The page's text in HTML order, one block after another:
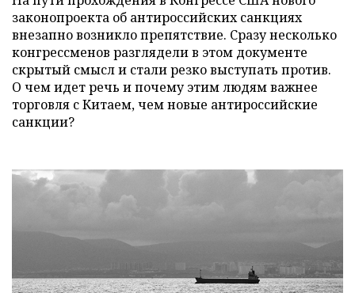
законопроекта об антироссийских санкциях
внезапно возникло препятствие. Сразу несколько
конгрессменов разглядели в этом документе
скрытый смысл и стали резко выступать против.
О чем идет речь и почему этим людям важнее
торговля с Китаем, чем новые антироссийские
санкции?